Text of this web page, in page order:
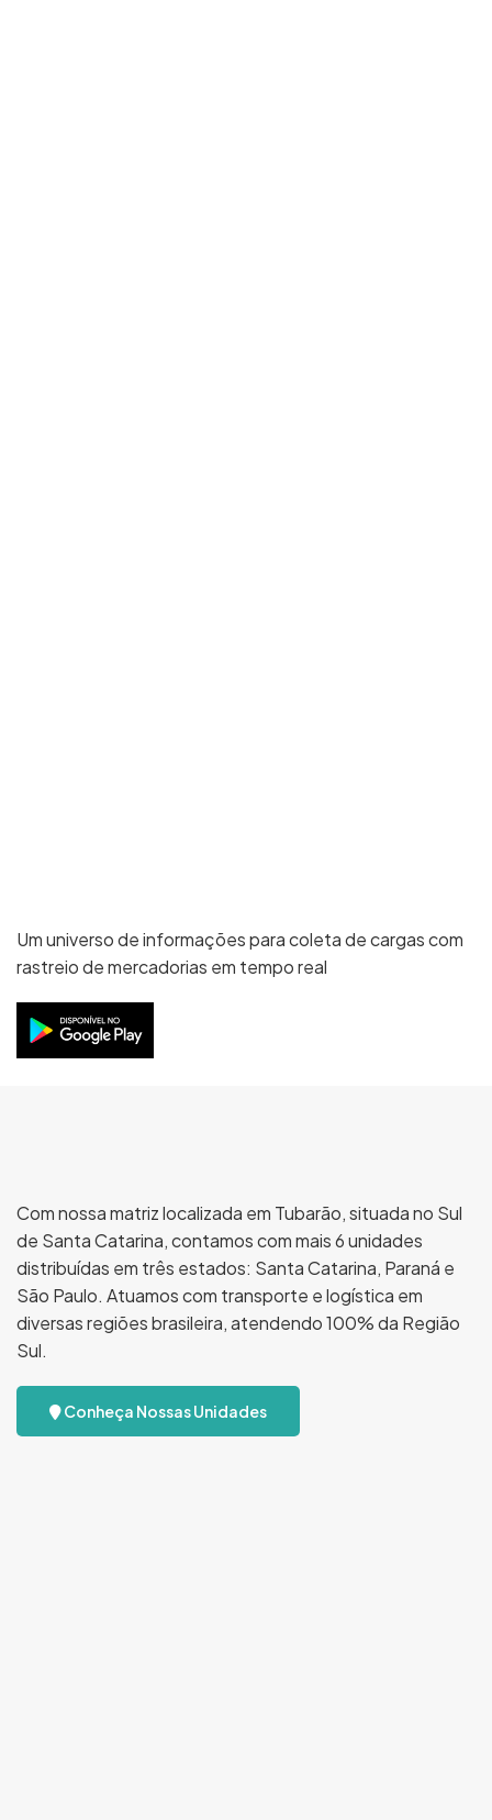
Um universo de informações para coleta de cargas com
rastreio de mercadorias em tempo real
Com nossa matriz localizada em Tubarão, situada no Sul
de Santa Catarina, contamos com mais 6 unidades
distribuídas em três estados: Santa Catarina, Paraná e
São Paulo. Atuamos com transporte e logística em
diversas regiões brasileira, atendendo 100% da Região
Sul.
Conheça Nossas Unidades